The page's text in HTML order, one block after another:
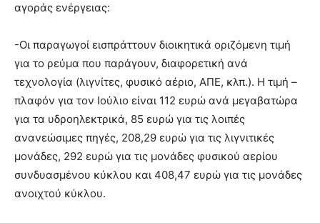
αγοράς ενέργειας:
-Οι παραγωγοί εισπράττουν διοικητικά οριζόμενη τιμή
για το ρεύμα που παράγουν, διαφορετική ανά
τεχνολογία (λιγνίτες, φυσικό αέριο, ΑΠΕ, κλπ.). Η τιμή –
πλαφόν για τον Ιούλιο είναι 112 ευρώ ανά μεγαβατώρα
για τα υδροηλεκτρικά, 85 ευρώ για τις λοιπές
ανανεώσιμες πηγές, 208,29 ευρώ για τις λιγνιτικές
μονάδες, 292 ευρώ για τις μονάδες φυσικού αερίου
συνδυασμένου κύκλου και 408,47 ευρώ για τις μονάδες
ανοιχτού κύκλου.